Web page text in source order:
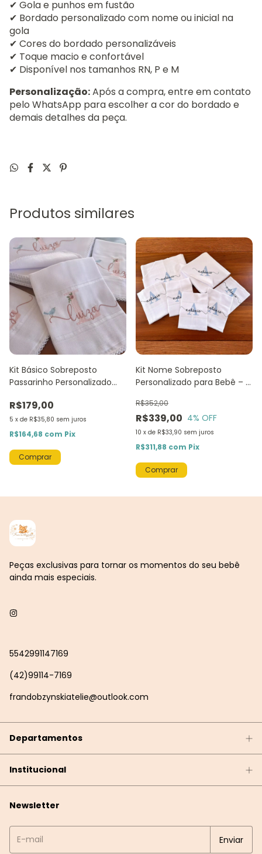
✔ Gola e punhos em fustão
✔ Bordado personalizado com nome ou inicial na
gola
✔ Cores do bordado personalizáveis
✔ Toque macio e confortável
✔ Disponível nos tamanhos RN, P e M
Personalização:Após a compra, entre em contato
pelo WhatsApp para escolher a cor do bordado e
demais detalhes da peça.
Produtos similares
Kit Básico Sobreposto
Passarinho Personalizado
R$179,00
5 x de R$35,80 sem juros
R$164,68 com Pix
Comprar
Kit Nome Sobreposto
Personalizado para Bebê – 7
R$339,00
R$352,00
4% OFF
10 x de R$33,90 sem juros
R$311,88 com Pix
Peças exclusivas para tornar os momentos do seu bebê
ainda mais especiais.
5542991147169
(42)99114-7169
frandobzynskiatelie@outlook.com
Departamentos
Institucional
Newsletter